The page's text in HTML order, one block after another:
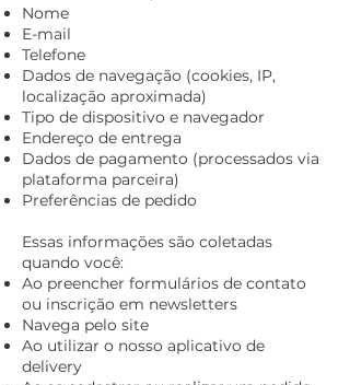
Nome
E-mail
Telefone
Dados de navegação (cookies, IP,
localização aproximada)
Tipo de dispositivo e navegador
Endereço de entrega
Dados de pagamento (processados via
plataforma parceira)
Preferências de pedido
Essas informações são coletadas
quando você:
Ao preencher formulários de contato
ou inscrição em newsletters
Navega pelo site
Ao utilizar o nosso aplicativo de
delivery